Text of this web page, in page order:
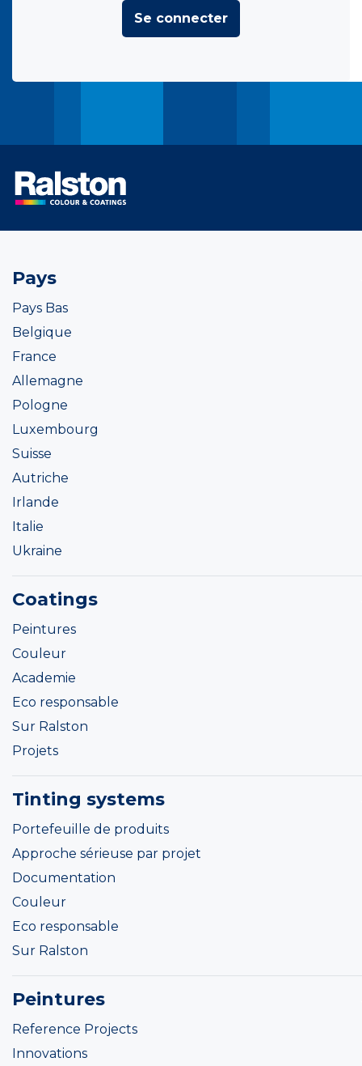
Se connecter
Pays
Pays Bas
Belgique
France
Allemagne
Pologne
Luxembourg
Suisse
Autriche
Irlande
Italie
Ukraine
Coatings
Peintures
Couleur
Academie
Eco responsable
Sur Ralston
Projets
Tinting systems
Portefeuille de produits
Approche sérieuse par projet
Documentation
Couleur
Eco responsable
Sur Ralston
Peintures
Reference Projects
Innovations